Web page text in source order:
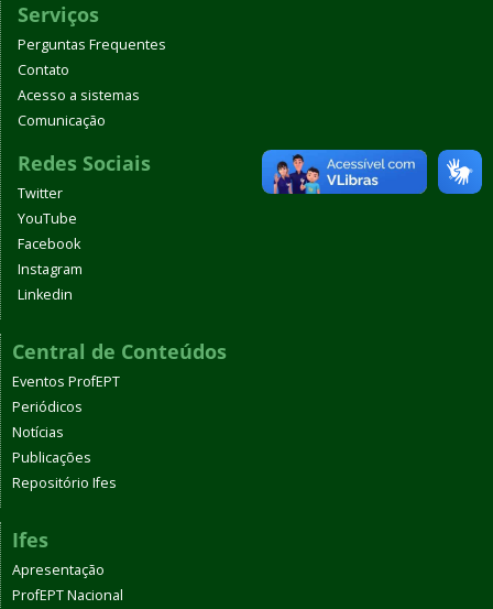
Serviços
Perguntas Frequentes
Contato
Acesso a sistemas
Comunicação
Redes Sociais
Twitter
YouTube
Facebook
Instagram
Linkedin
Central de Conteúdos
Eventos ProfEPT
Periódicos
Notícias
Publicações
Repositório Ifes
Ifes
Apresentação
ProfEPT Nacional